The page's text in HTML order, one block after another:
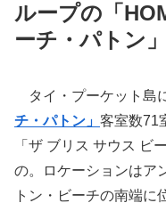
ループの「
ーチ・パトン
タイ・プーケット島
チ・パトン」 客室数71
「ザ ブリス サウス ビ
の。ロケーションはア
トン・ビーチの南端に